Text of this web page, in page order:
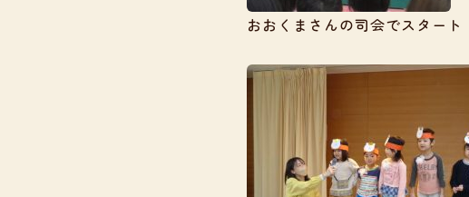
おおくまさんの司会でスタート